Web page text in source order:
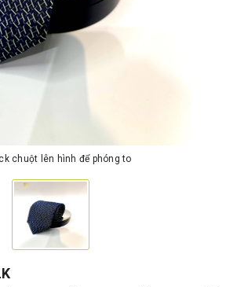
chuột lên hình để phóng to